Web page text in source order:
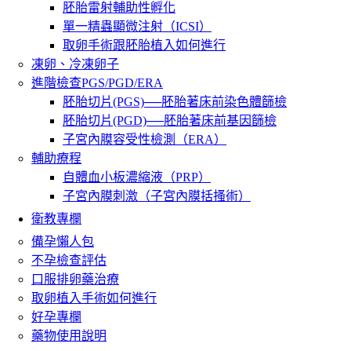
胚胎雷射輔助性孵化
單一精蟲顯微注射（ICSI）
取卵手術跟胚胎植入如何進行
凍卵、冷凍卵子
進階檢查PGS/PGD/ERA
胚胎切片(PGS)──胚胎著床前染色體篩檢
胚胎切片(PGD)──胚胎著床前基因篩檢
子宮內膜容受性檢測（ERA）
輔助療程
自體血小板濃縮液（PRP）
子宮內膜刺激（子宮內膜括搔術）
衛教專欄
備孕懶人包
不孕檢查評估
口服排卵藥治療
取卵植入手術如何進行
好孕專欄
藥物使用說明